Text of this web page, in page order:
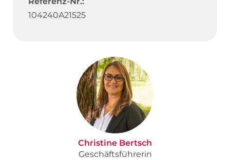
104240A21525
Christine Bertsch
Geschäftsführerin